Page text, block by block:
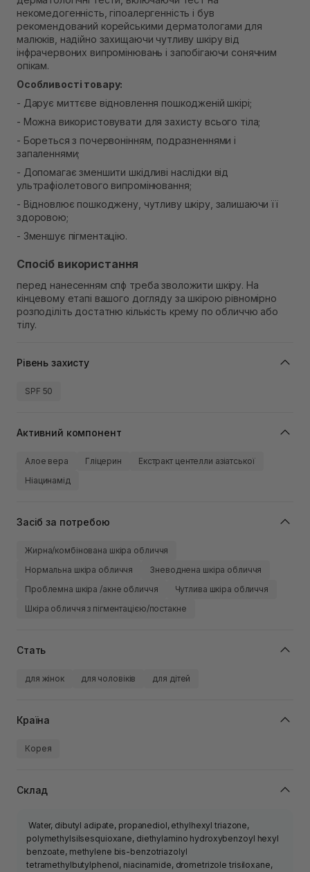
некомедогенність, гіпоалергенність і був
рекомендований корейськими дерматологами для
малюків, надійно захищаючи чутливу шкіру від
інфрачервоних випромінювань і запобігаючи сонячним
опікам.
Особливості товару:
- Дарує миттєве відновлення пошкодженій шкірі;
- Можна використовувати для захисту всього тіла;
- Бореться з почервонінням, подразненнями і
запаленнями;
- Допомагає зменшити шкідливі наслідки від
ультрафіолетового випромінювання;
- Відновлює пошкоджену, чутливу шкіру, залишаючи її
здоровою;
- Зменшує пігментацію.
Спосіб використання
перед нанесенням спф треба зволожити шкіру. На
кінцевому етапі вашого догляду за шкірою рівномірно
розподіліть достатню кількість крему по обличчю або
тілу.
Рівень захисту
SPF 50
Активний компонент
Алое вера Гліцерин
Екстракт центелли азіатської
Ніацинамід
Засіб за потребою
Жирна/комбінована шкіра обличчя
Нормальна шкіра обличчя
Зневоднена шкіра обличчя
Проблемна шкіра /акне обличчя
Чутлива шкіра обличчя
Шкіра обличчя з пігментацією/постакне
Стать
для жінок для чоловіків для дітей
Країна
Корея
Склад
Water, dibutyl adipate, propanediol, ethylhexyl triazone,
polymethylsilsesquioxane, diethylamino hydroxybenzoyl hexyl
benzoate, methylene bis-benzotriazolyl
tetramethylbutylphenol, niacinamide, drometrizole trisiloxane,